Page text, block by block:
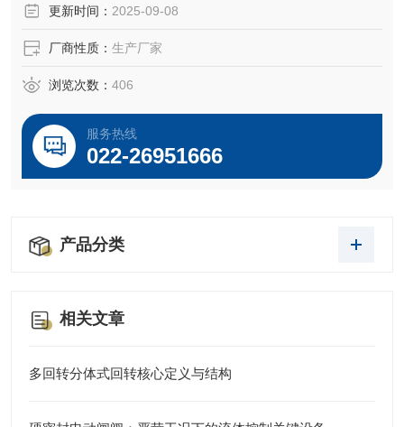
更新时间： 2025-09-08
厂商性质： 生产厂家
浏览次数： 406
服务热线
022-26951666
产品分类
相关文章
多回转分体式回转核心定义与结构